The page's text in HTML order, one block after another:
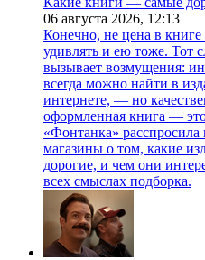
06 августа 2026, 12:13
Конечно, не цена в
удивлять и ею тоже. Тот
вызывает возмущения:
всегда можно найти в
интернете, — но
оформленная книга —
«Фонтанка»
магазины о том, какие
дорогие, и чем они
всех смыслах подборка.